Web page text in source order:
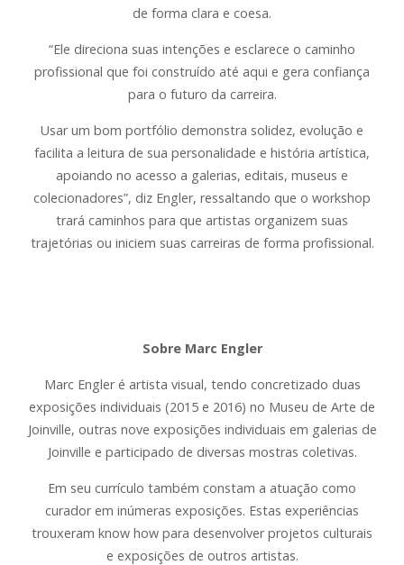
de forma clara e coesa.
“Ele direciona suas intenções e esclarece o caminho
profissional que foi construído até aqui e gera confiança
para o futuro da carreira.
Usar um bom portfólio demonstra solidez, evolução e
facilita a leitura de sua personalidade e história artística,
apoiando no acesso a galerias, editais, museus e
colecionadores”, diz Engler, ressaltando que o workshop
trará caminhos para que artistas organizem suas
trajetórias ou iniciem suas carreiras de forma profissional.
Sobre Marc Engler
Marc Engler é artista visual, tendo concretizado duas
exposições individuais (2015 e 2016) no Museu de Arte de
Joinville, outras nove exposições individuais em galerias de
Joinville e participado de diversas mostras coletivas.
Em seu currículo também constam a atuação como
curador em inúmeras exposições. Estas experiências
trouxeram know how para desenvolver projetos culturais
e exposições de outros artistas.